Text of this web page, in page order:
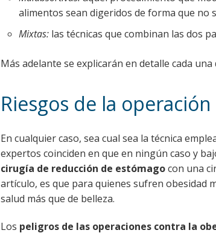
alimentos sean digeridos de forma que no
Mixtas: las técnicas que combinan las dos
Más adelante se explicarán en detalle cada una
Riesgos de la
En cualquier caso, sea cual sea la técnica
expertos coinciden en que en ningún caso y
cirugía de reducción de estómagocon una
artículo, es que para quienes sufren obesidad
salud más que de belleza.
Los peligros de las operaciones contra la